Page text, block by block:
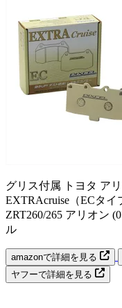
グリス付属 トヨタ ア
EXTRAcruise（ECタ
ZRT260/265 アリオン
ル
amazonで詳細を見る
ヤフーで詳細を見る